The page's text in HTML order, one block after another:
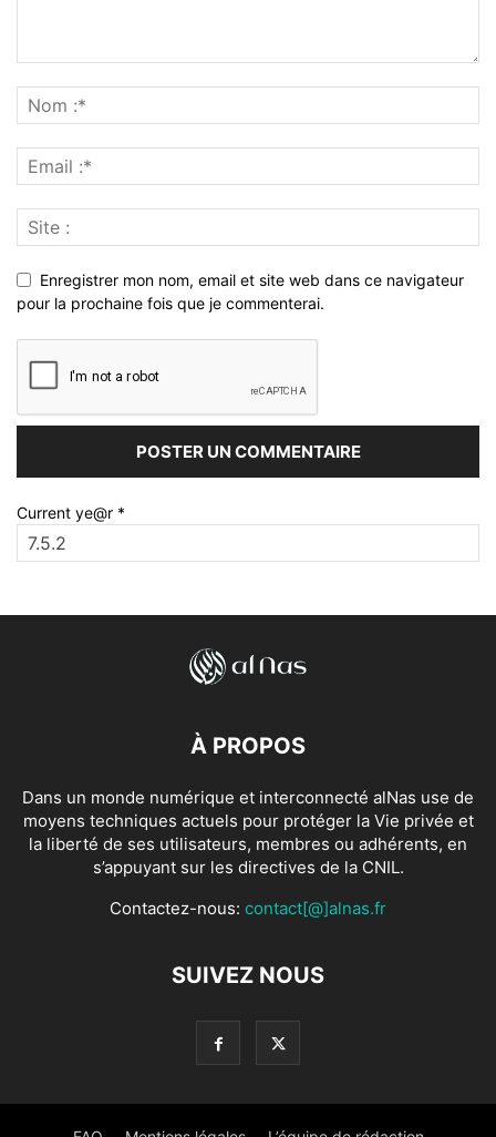
Enregistrer mon nom, email et site web dans ce navigateur
pour la prochaine fois que je commenterai.
Current ye@r *
À PROPOS
Dans un monde numérique et interconnecté alNas use de
moyens techniques actuels pour protéger la Vie privée et
la liberté de ses utilisateurs, membres ou adhérents, en
s’appuyant sur les directives de la CNIL.
Contactez-nous: contact[@]alnas.fr
SUIVEZ NOUS